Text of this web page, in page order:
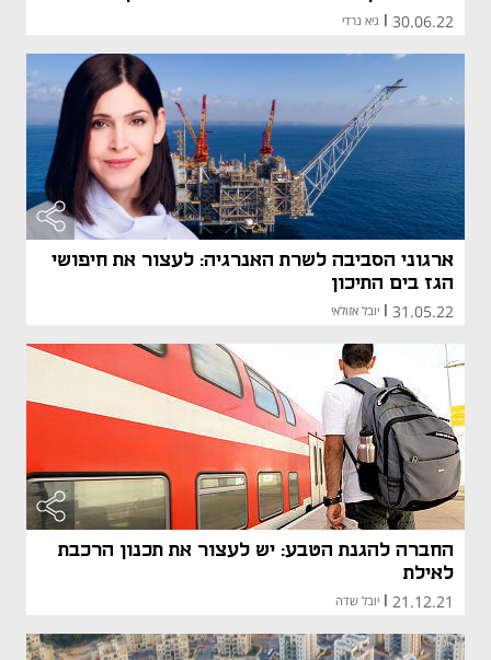
30.06.22 גיא נרדי
ארגוני הסביבה לשרת האנרגיה: לעצור את חיפושי
הגז בים התיכון
31.05.22 יובל אזולאי
החברה להגנת הטבע: יש לעצור את תכנון הרכבת
לאילת
21.12.21
| יובל שדה